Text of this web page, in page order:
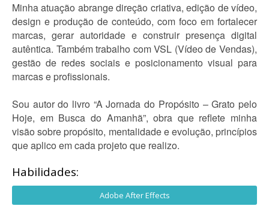
Minha atuação abrange direção criativa, edição de vídeo,
design e produção de conteúdo, com foco em fortalecer
marcas, gerar autoridade e construir presença digital
autêntica. Também trabalho com VSL (Vídeo de Vendas),
gestão de redes sociais e posicionamento visual para
marcas e profissionais.
Sou autor do livro “A Jornada do Propósito – Grato pelo
Hoje, em Busca do Amanhã”, obra que reflete minha
visão sobre propósito, mentalidade e evolução, princípios
que aplico em cada projeto que realizo.
Habilidades:
Adobe After Effects